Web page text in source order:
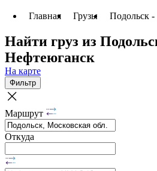
Главная Грузы Подольск
Найти груз из
Нефтеюганск
На карте
Фильтр
Маршрут
Откуда